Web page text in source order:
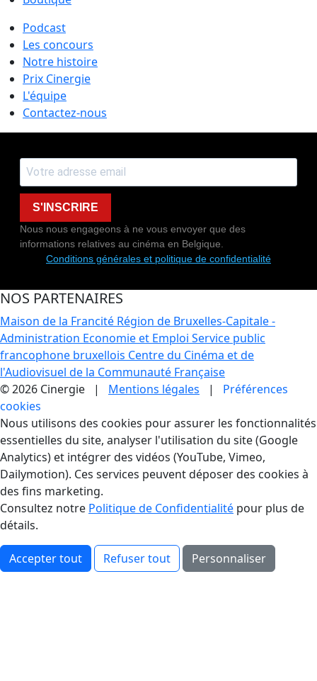
Podcast
Les concours
Notre histoire
Prix Cinergie
L'équipe
Contactez-nous
S'INSCRIRE
Nous nous engageons à ne vous envoyer que des
informations relatives au cinéma en Belgique.
Conditions générales et politique de confidentialité
NOS PARTENAIRES
Maison de la Francité Région de Bruxelles-Capitale -
Administration Economie et Emploi Service public
francophone bruxellois Centre du Cinéma et de
l'Audiovisuel de la Communauté Française
© 2026 Cinergie | Mentions légales | Préférences
cookies
Gestion des Cookies
Nous utilisons des cookies pour assurer les fonctionnalités
essentielles du site, analyser l'utilisation du site (Google
Analytics) et intégrer des vidéos (YouTube, Vimeo,
Dailymotion). Ces services peuvent déposer des cookies à
des fins marketing.
Consultez notre Politique de Confidentialité pour plus de
détails.
Accepter tout Refuser tout Personnaliser